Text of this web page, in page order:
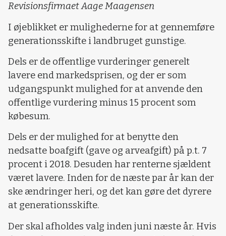
Revisionsfirmaet Aage Maagensen
I øjeblikket er mulighederne for at gennemføre
generationsskifte i landbruget gunstige.
Dels er de offentlige vurderinger generelt
lavere end markedsprisen, og der er som
udgangspunkt mulighed for at anvende den
offentlige vurdering minus 15 procent som
købesum.
Dels er der mulighed for at benytte den
nedsatte boafgift (gave og arveafgift) på p.t. 7
procent i 2018. Desuden har renterne sjældent
været lavere. Inden for de næste par år kan der
ske ændringer heri, og det kan gøre det dyrere
at generationsskifte.
Der skal afholdes valg inden juni næste år. Hvis